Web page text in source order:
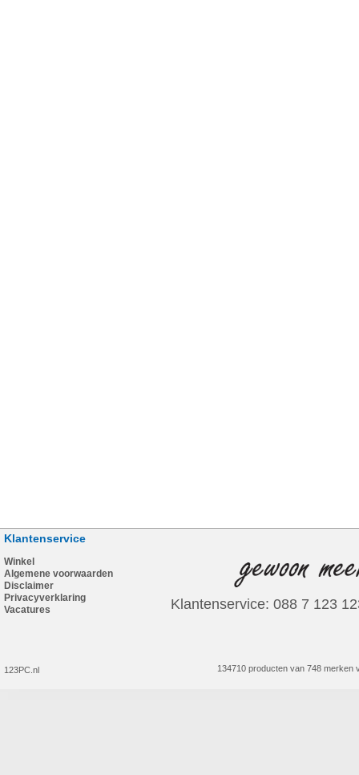
Klantenservice
Winkel
Algemene voorwaarden
Disclaimer
Privacyverklaring
Vacatures
123PC.nl
Klantenservice: 088 7 123
134710 producten van 748 merken